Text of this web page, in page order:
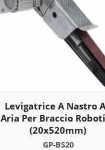
Levigatrice A Nastro
Aria Per Braccio
(20x520mm)
GP-BS20